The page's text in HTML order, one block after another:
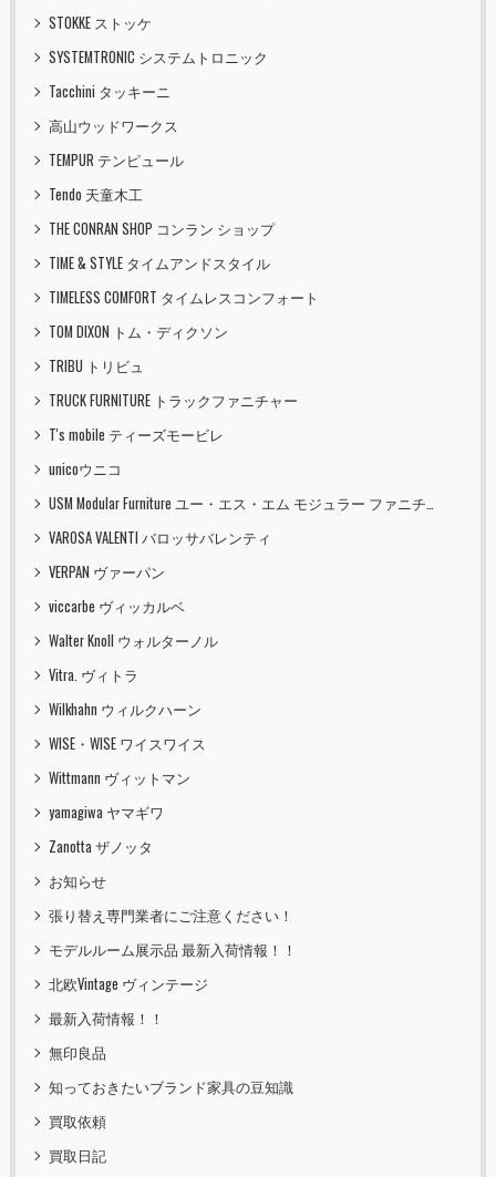
STOKKE ストッケ
SYSTEMTRONIC システムトロニック
Tacchini タッキーニ
高山ウッドワークス
TEMPUR テンピュール
Tendo 天童木工
THE CONRAN SHOP コンラン ショップ
TIME & STYLE タイムアンドスタイル
TIMELESS COMFORT タイムレスコンフォート
TOM DIXON トム・ディクソン
TRIBU トリビュ
TRUCK FURNITURE トラックファニチャー
T's mobile ティーズモービレ
unicoウニコ
USM Modular Furniture ユー・エス・エム モジュラー ファニチャー
VAROSA VALENTI バロッサバレンティ
VERPAN ヴァーパン
viccarbe ヴィッカルベ
Walter Knoll ウォルターノル
Vitra. ヴィトラ
Wilkhahn ウィルクハーン
WISE・WISE ワイスワイス
Wittmann ヴィットマン
yamagiwa ヤマギワ
Zanotta ザノッタ
お知らせ
張り替え専門業者にご注意ください！
モデルルーム展示品 最新入荷情報！！
北欧Vintage ヴィンテージ
最新入荷情報！！
無印良品
知っておきたいブランド家具の豆知識
買取依頼
買取日記